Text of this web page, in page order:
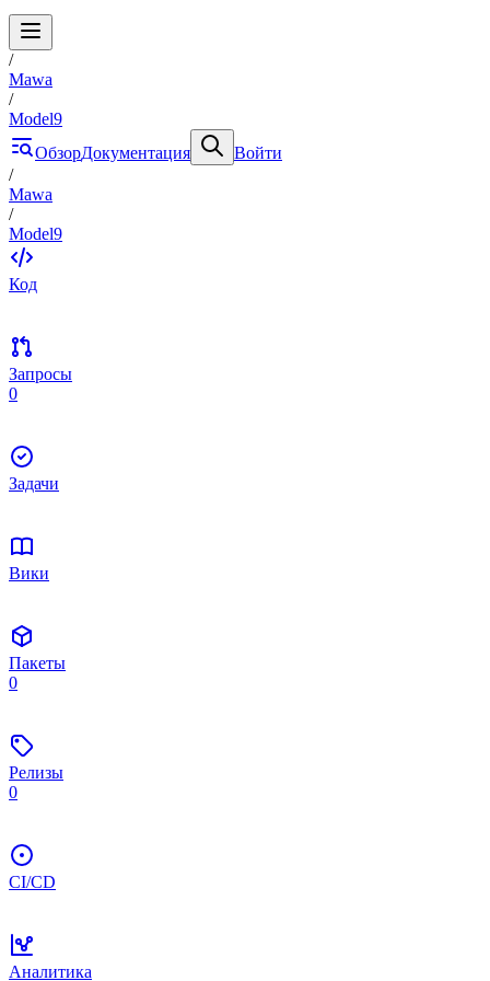
/
Mawa
/
Model9
ОбзорДокументация
Войти
/
Mawa
/
Model9
Код
Запросы
0
Задачи
Вики
Пакеты
0
Релизы
0
CI/CD
Аналитика